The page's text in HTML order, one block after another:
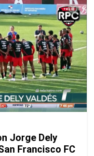
Jorge Dely
Francisco FC